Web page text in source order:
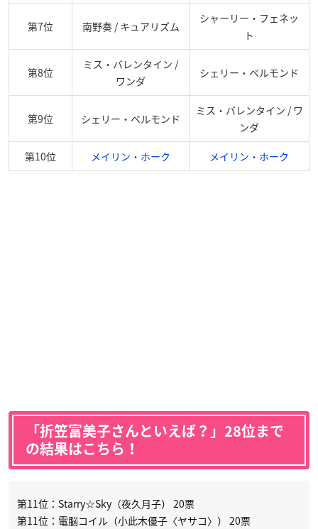
第7位 南野奏 / キュアリズム
シャーリー・フェネッ
ト
第8位
ミス・バレンタイン /
ワンダ
シェリー・ベルモンド
第9位 シェリー・ベルモンド
ミス・バレンタイン / ワ
ンダ
第10位 メイリン・ホーク メイリン・ホーク
「折笠富美子さんといえば？」28位まで
の結果はこちら！
第11位：Starry☆Sky（夜久月子） 20票
第11位：電脳コイル（小此木優子〈ヤサコ〉） 20票